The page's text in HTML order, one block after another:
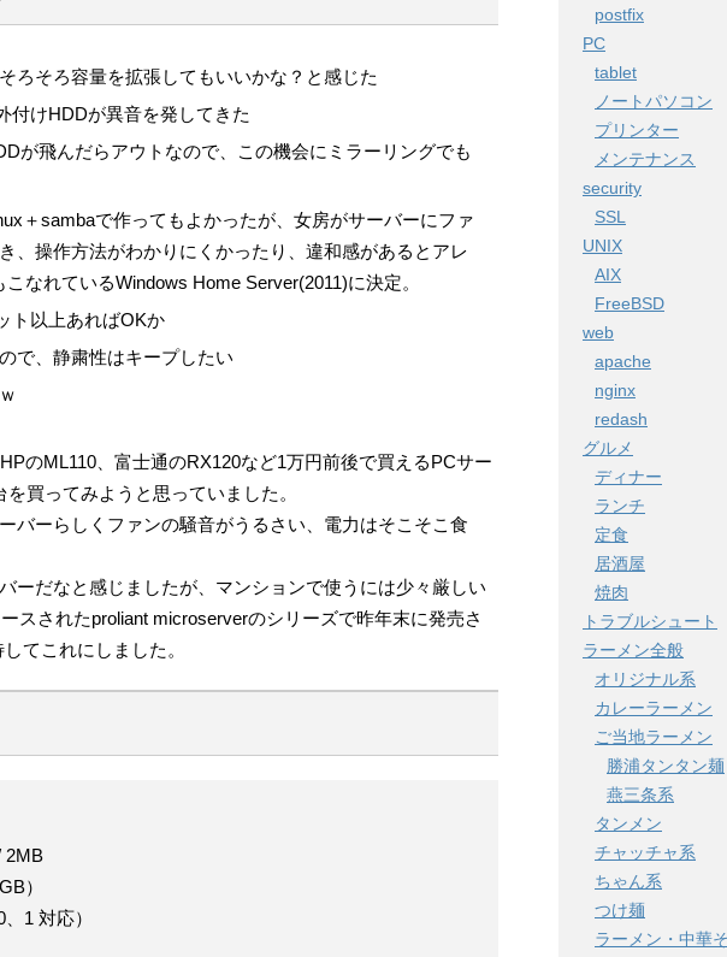
ろそろ容量を拡張してもいいかな？と感じた
付けHDDが異音を発してきた
が飛んだらアウトなので、この機会にミラーリングでも
＋sambaで作ってもよかったが、女房がサーバーにファ
、操作方法がわかりにくかったり、違和感があるとアレ
なれているWindows Home Server(2011)に決定。
ト以上あればOKか
で、静粛性はキープしたい
のML110、富士通のRX120など1万円前後で買えるPCサー
買ってみようと思っていました。
バーらしくファンの騒音がうるさい、電力はそこそこ食
ーだなと感じましたが、マンションで使うには少々厳しい
スされたproliant microserverのシリーズで昨年末に発売さ
てこれにしました。
2MB
）
1 対応）
postfix
PC
tablet
ノートパソコン
プリンター
メンテナンス
security
SSL
UNIX
AIX
FreeBSD
web
apache
nginx
redash
グルメ
ディナー
ランチ
定食
居酒屋
焼肉
トラブルシュート
ラーメン全般
オリジナル系
カレーラーメン
ご当地ラーメン
勝浦タンタン麺
燕三条系
タンメン
チャッチャ系
ちゃん系
つけ麺
ラーメン・中華